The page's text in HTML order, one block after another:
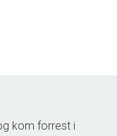
kom forrest i